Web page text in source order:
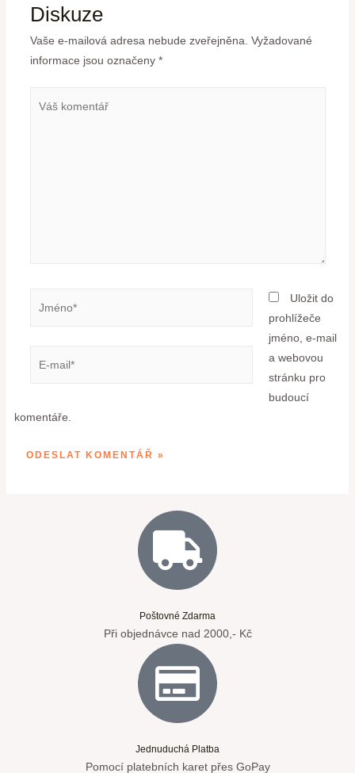
Diskuze
Vaše e-mailová adresa nebude zveřejněna. Vyžadované
informace jsou označeny *
Uložit do
prohlížeče
jméno, e-mail
a webovou
stránku pro
budoucí
komentáře.
Poštovné Zdarma
Při objednávce nad 2000,- Kč
Jednuduchá Platba
Pomocí platebních karet přes GoPay